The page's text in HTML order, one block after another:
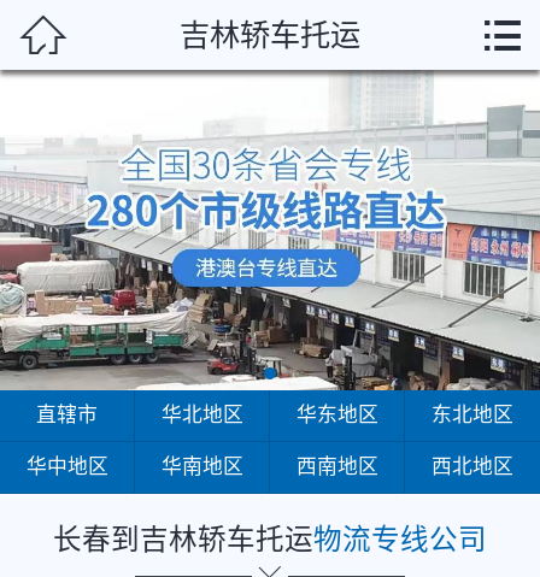
长 华北地区
华东地区
东北地区
华中地区
华南地区
西南地区
西北地区
 吉林轿车托运 
直辖市 华北地区 华东地区 东北地区
华中地区 华南地区 西南地区 西北地区
长春到吉林轿车托运物流专线公司